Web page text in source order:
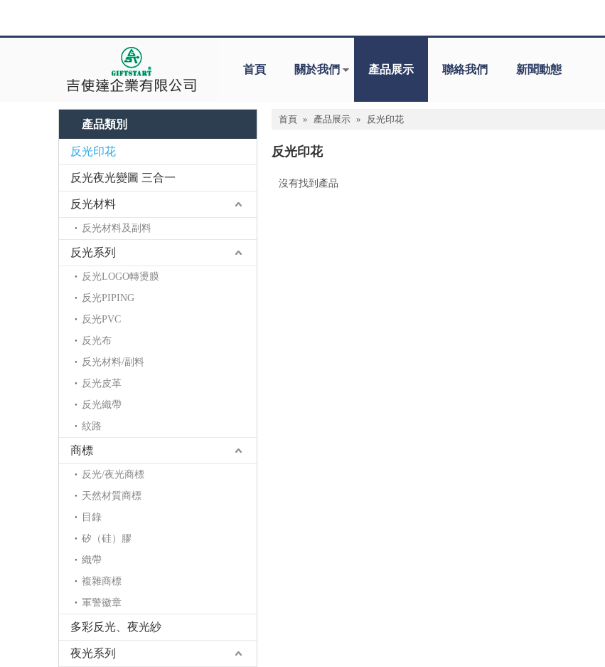
首頁 關於我們 產品展示 聯絡我們 新聞動態
產品類別
反光印花
反光夜光變圖 三合一
反光材料
反光材料及副料
反光系列
反光LOGO轉燙膜
反光PIPING
反光PVC
反光布
反光材料/副料
反光皮革
反光織帶
紋路
商標
反光/夜光商標
天然材質商標
目錄
矽（硅）膠
織帶
複雜商標
軍警徽章
多彩反光、夜光紗
夜光系列
首頁 » 產品展示 » 反光印花
反光印花
沒有找到產品